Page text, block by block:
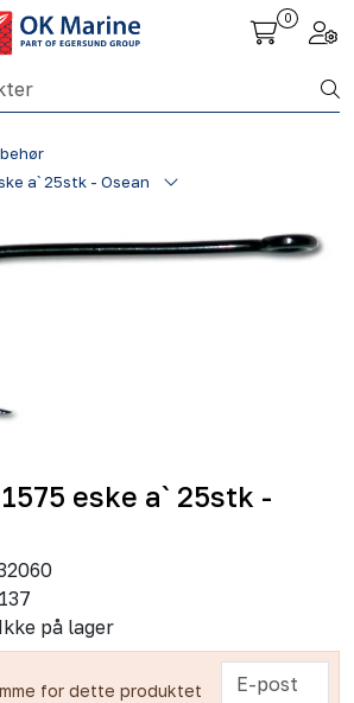
0
a` 25stk - Osean
eske a` 25stk -
Ikke på lager
for dette produktet